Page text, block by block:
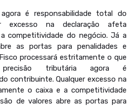
é responsabilidade total do
excesso na declaração afeta
competitividade do negócio. Já a
as portas para penalidades e
processará estritamente o que
precisão tributária agora é
contribuinte. Qualquer excesso na
o caixa e a competitividade
de valores abre as portas para